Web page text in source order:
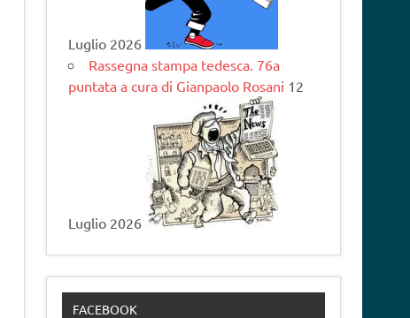
Luglio 2026
Rassegna stampa tedesca. 76a
puntata a cura di Gianpaolo Rosani 12
Luglio 2026
FACEBOOK